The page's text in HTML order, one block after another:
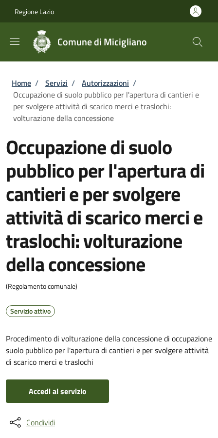
Regione Lazio
Comune di Micigliano
Briciole di pane
Home / Servizi / Autorizzazioni /
Occupazione di suolo pubblico per l'apertura di cantieri e
per svolgere attività di scarico merci e traslochi:
volturazione della concessione
Occupazione di suolo
pubblico per l'apertura di
cantieri e per svolgere
attività di scarico merci e
traslochi: volturazione
della concessione
(Regolamento comunale)
Servizio attivo
Procedimento di volturazione della concessione di occupazione
suolo pubblico per l'apertura di cantieri e per svolgere attività
di scarico merci e traslochi
Accedi al servizio
Condividi